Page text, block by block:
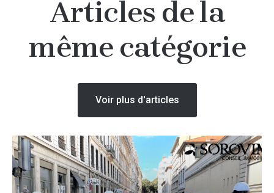
Articles de la
même catégorie
Voir plus d'articles